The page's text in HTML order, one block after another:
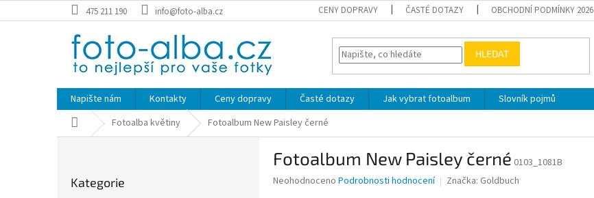
na
475 211 190 info@foto-alba.cz CENY DOPRAVY ČASTÉ DOTAZY OBCHODNÍ PODMÍNKY 2026
HLEDAT
Napište nám Kontakty Ceny dopravy Časté dotazy Jak vybrat fotoalbum
Slovník pojmů
Domů Fotoalba květiny Fotoalbum New Paisley černé
kategorie
Kategorie
Fotoalbum New Paisley černé 0103_1081B
Průměrné
Neohodnoceno Podrobnosti hodnocení Značka: Goldbuch